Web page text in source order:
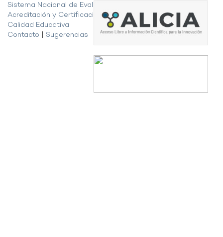
Sistema Nacional de Evaluación,
Acreditación y Certificación de la
Calidad Educativa
Contacto
Sugerencias